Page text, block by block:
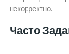
некорректно.
Часто